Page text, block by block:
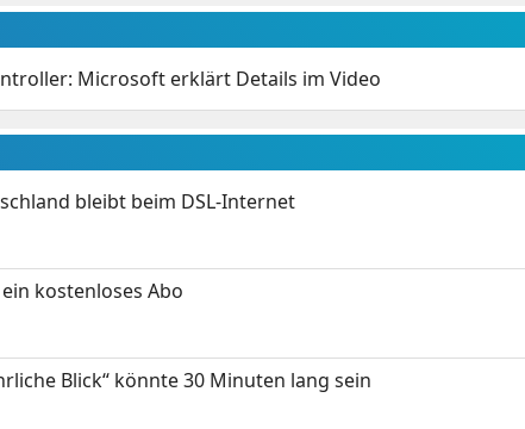
Microsoft erklärt Details im Video
bleibt beim DSL-Internet
kostenloses Abo
Blick“ könnte 30 Minuten lang sein